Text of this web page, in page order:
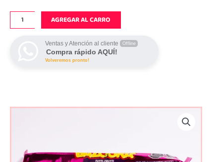
cantidad
AGREGAR AL CARRO
Ventas y Atención al cliente Offline
Compra rápido AQUÍ!
Volveremos pronto!